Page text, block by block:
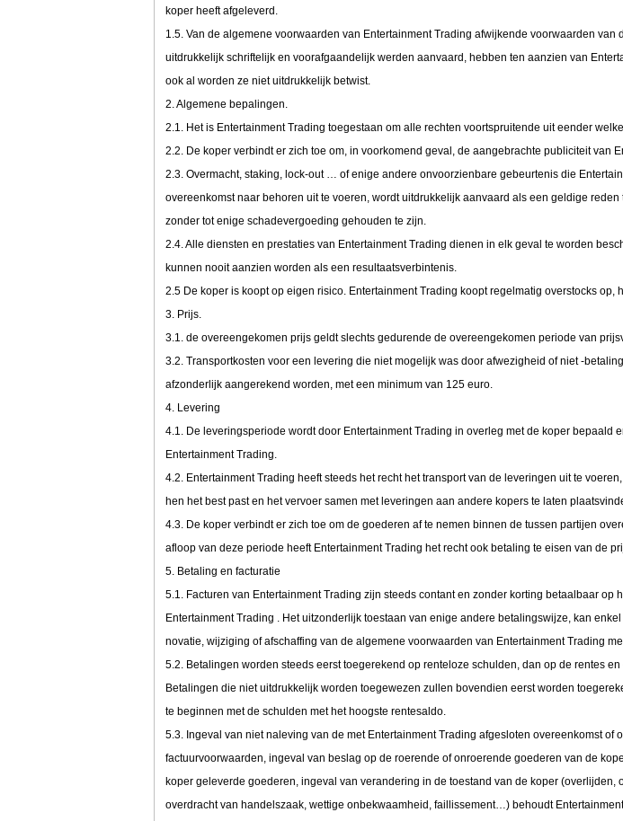
koper heeft afgeleverd.
1.5. Van de algemene voorwaarden van Entertainment Trading afwijkende voorwaarden
uitdrukkelijk schriftelijk en voorafgaandelijk werden aanvaard, hebben ten aanzien van
ook al worden ze niet uitdrukkelijk betwist.
2. Algemene bepalingen.
2.1. Het is Entertainment Trading toegestaan om alle rechten voortspruitende uit eender
2.2. De koper verbindt er zich toe om, in voorkomend geval, de aangebrachte publiciteit van
2.3. Overmacht, staking, lock-out … of enige andere onvoorzienbare gebeurtenis die
overeenkomst naar behoren uit te voeren, wordt uitdrukkelijk aanvaard als een geldige
zonder tot enige schadevergoeding gehouden te zijn.
2.4. Alle diensten en prestaties van Entertainment Trading dienen in elk geval te worden
kunnen nooit aanzien worden als een resultaatsverbintenis.
2.5 De koper is koopt op eigen risico. Entertainment Trading koopt regelmatig overstocks
3. Prijs.
3.1. de overeengekomen prijs geldt slechts gedurende de overeengekomen periode van
3.2. Transportkosten voor een levering die niet mogelijk was door afwezigheid of niet -
afzonderlijk aangerekend worden, met een minimum van 125 euro.
4. Levering
4.1. De leveringsperiode wordt door Entertainment Trading in overleg met de koper bepaald
Entertainment Trading.
4.2. Entertainment Trading heeft steeds het recht het transport van de leveringen uit te
hen het best past en het vervoer samen met leveringen aan andere kopers te laten
4.3. De koper verbindt er zich toe om de goederen af te nemen binnen de tussen partijen
afloop van deze periode heeft Entertainment Trading het recht ook betaling te eisen van de
5. Betaling en facturatie
5.1. Facturen van Entertainment Trading zijn steeds contant en zonder korting betaalbaar op
Entertainment Trading . Het uitzonderlijk toestaan van enige andere betalingswijze, kan
novatie, wijziging of afschaffing van de algemene voorwaarden van Entertainment Trading
5.2. Betalingen worden steeds eerst toegerekend op renteloze schulden, dan op de rentes
Betalingen die niet uitdrukkelijk worden toegewezen zullen bovendien eerst worden
te beginnen met de schulden met het hoogste rentesaldo.
5.3. Ingeval van niet naleving van de met Entertainment Trading afgesloten overeenkomst of
factuurvoorwaarden, ingeval van beslag op de roerende of onroerende goederen van de
koper geleverde goederen, ingeval van verandering in de toestand van de koper (overlijden,
overdracht van handelszaak, wettige onbekwaamheid, faillissement…) behoudt